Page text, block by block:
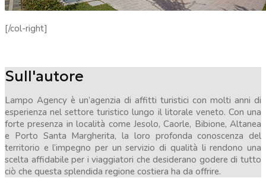
[/col-right]
Sull'autore
Lampo Agency è un’agenzia di affitti turistici con molti anni di
esperienza nel settore turistico lungo il litorale veneto. Con una
forte presenza in località come Jesolo, Caorle, Bibione, Altanea
e Porto Santa Margherita, la loro profonda conoscenza del
territorio e l’impegno per un servizio di qualità li rendono una
scelta affidabile per i viaggiatori che desiderano godere di tutto
ciò che questa splendida regione costiera ha da offrire.